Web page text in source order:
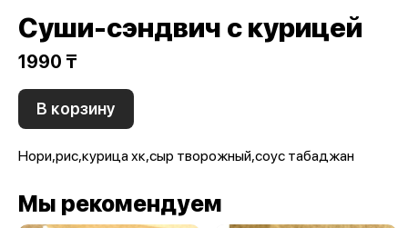
Суши-сэндвич с курицей
1990 ₸
В корзину
Нори,рис,курица хк,сыр творожный,соус табаджан
Мы рекомендуем